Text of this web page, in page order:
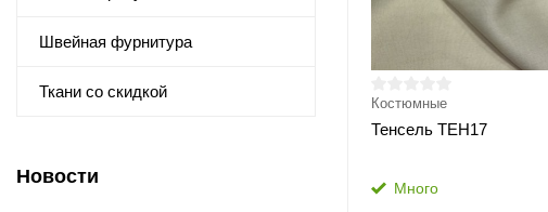
Швейная фурнитура
Ткани со скидкой
Новости
Костюмные
Тенсель ТЕН17
Много